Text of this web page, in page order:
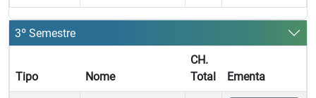
3º Semestre
Tipo Nome
CH.
Total
Ementa